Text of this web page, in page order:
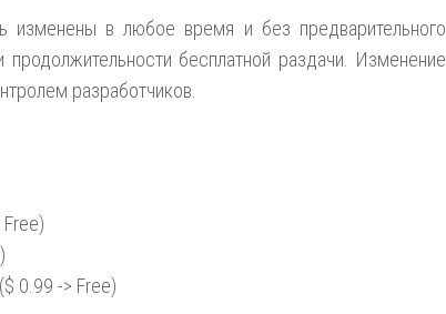
изменены в любое время и без предварительного
бесплатной раздачи. Изменение
разработчиков.
($ 0.99 -> Free)